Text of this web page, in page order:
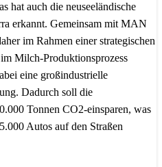
hat auch die neuseeländische
erkannt. Gemeinsam mit MAN
im Rahmen einer strategischen
Milch-Produktionsprozess
eine großindustrielle
Dadurch soll die
Tonnen CO2-einsparen, was
Autos auf den Straßen